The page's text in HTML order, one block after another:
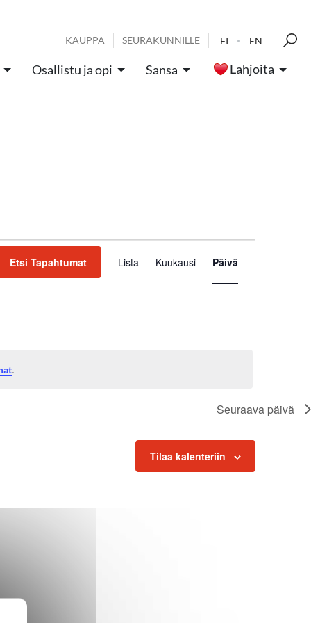
KAUPPA SEURAKUNNILLE FI EN
Osallistu ja opi Sansa Lahjoita
.
Etsi Tapahtumat
Views
Lista Kuukausi Päivä
Seuraava päivä
Tilaa kalenteriin